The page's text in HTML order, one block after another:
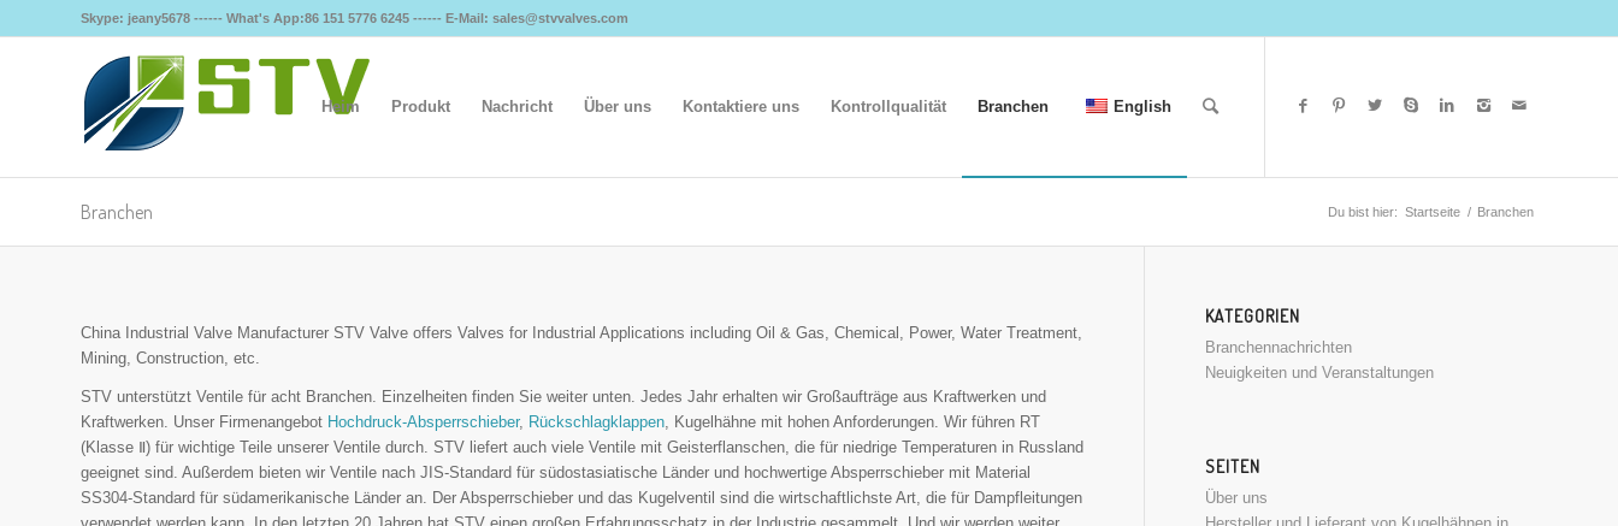
Skype: jeany5678 ------ What's App:86 151 5776 6245 ------ E-Mail: sales@stvvalves.com
Heim Produkt Nachricht Über uns Kontaktiere uns Kontrollqualität Branchen English
Branchen Du bist hier: Startseite / Branchen
China Industrial Valve Manufacturer STV Valve offers Valves for Industrial Applications including Oil & Gas, Chemical, Power, Water Treatment,
Mining, Construction, etc.
STV unterstützt Ventile für acht Branchen. Einzelheiten finden Sie weiter unten. Jedes Jahr erhalten wir Großaufträge aus Kraftwerken und
Kraftwerken. Unser Firmenangebot Hochdruck-Absperrschieber, Rückschlagklappen, Kugelhähne mit hohen Anforderungen. Wir führen RT
(Klasse Ⅱ) für wichtige Teile unserer Ventile durch. STV liefert auch viele Ventile mit Geisterflanschen, die für niedrige Temperaturen in Russland
geeignet sind. Außerdem bieten wir Ventile nach JIS-Standard für südostasiatische Länder und hochwertige Absperrschieber mit Material
SS304-Standard für südamerikanische Länder an. Der Absperrschieber und das Kugelventil sind die wirtschaftlichste Art, die für Dampfleitungen
KATEGORIEN
Branchennachrichten
Neuigkeiten und Veranstaltungen
SEITEN
Über uns